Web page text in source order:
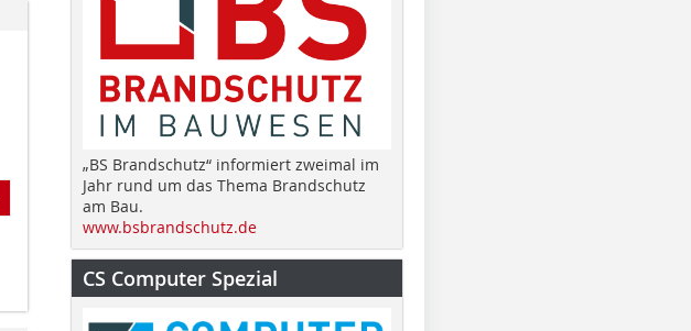
„BS Brandschutz“ informiert zweimal im
Jahr rund um das Thema Brandschutz
am Bau.
www.bsbrandschutz.de
CS Computer Spezial